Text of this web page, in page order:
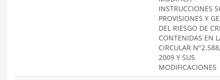
INSTRUCCIONES
PROVISIONES Y
DEL RIESGO DE
CONTENIDAS EN
CIRCULAR
2009 Y SUS
MODIFICACIONES